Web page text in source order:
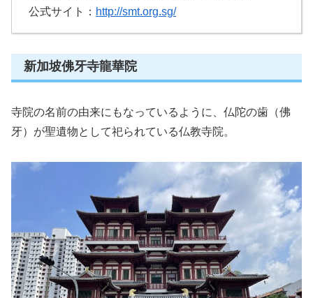
公式サイト： http://smt.org.sg/
新加坡佛牙寺龍華院
寺院の名前の由来にもなっているように、仏陀の歯（佛
牙）が聖遺物として祀られている仏教寺院。